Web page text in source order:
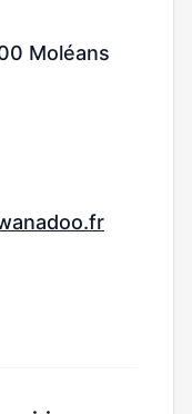
Moléans